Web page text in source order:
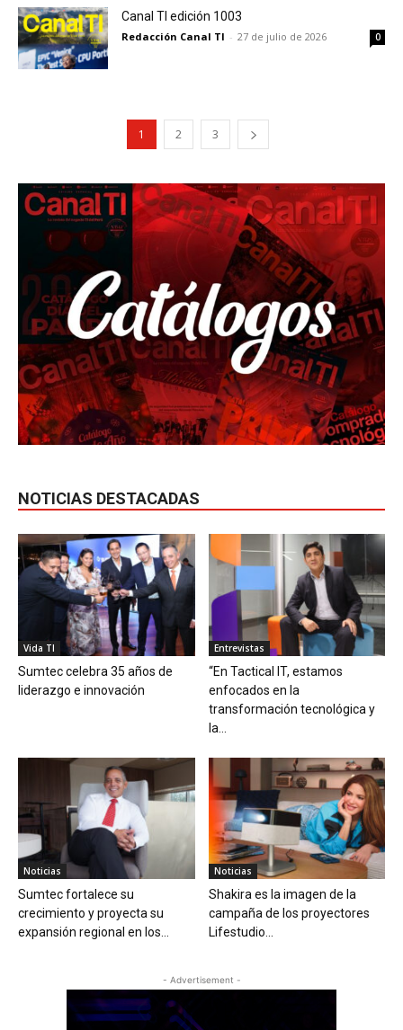
Canal TI edición 1003
Redacción Canal TI - 27 de julio de 2026 0
1 2 3
NOTICIAS DESTACADAS
Vida TI
Sumtec celebra 35 años de
liderazgo e innovación
Entrevistas
“En Tactical IT, estamos
enfocados en la
transformación tecnológica y
la...
Noticias
Sumtec fortalece su
crecimiento y proyecta su
expansión regional en los...
Noticias
Shakira es la imagen de la
campaña de los proyectores
Lifestudio...
- Advertisement -